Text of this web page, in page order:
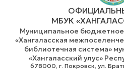
МБУК
Муниципальное
«Хангаласская
библиотечная система»
«Хангаласский улус»
678000, г. Покровск, ул.